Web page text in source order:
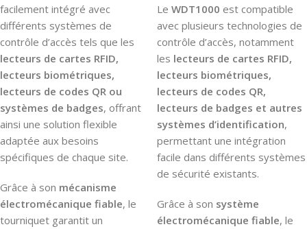
facilement intégré avec
différents systèmes de
contrôle d’accès tels que les
lecteurs de cartes RFID,
lecteurs biométriques,
lecteurs de codes QR ou
systèmes de badges, offrant
ainsi une solution flexible
adaptée aux besoins
spécifiques de chaque site.
Grâce à son mécanisme
électromécanique fiable, le
tourniquet garantit un
Le WDT1000 est compatible
avec plusieurs technologies de
contrôle d’accès, notamment
les lecteurs de cartes RFID,
lecteurs biométriques,
lecteurs de codes QR,
lecteurs de badges et autres
systèmes d’identification,
permettant une intégration
facile dans différents systèmes
de sécurité existants.
Grâce à son système
électromécanique fiable, le